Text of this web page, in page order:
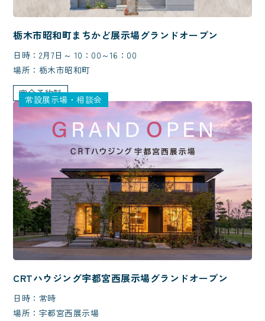
栃木市昭和町まちかど展示場グランドオープン
日時：2月7日～ 10：00～16：00
場所：栃木市昭和町
完全予約制
常設展示場・相談会
CRTハウジング宇都宮西展示場グランドオープン
日時：常時
場所：宇都宮西展示場